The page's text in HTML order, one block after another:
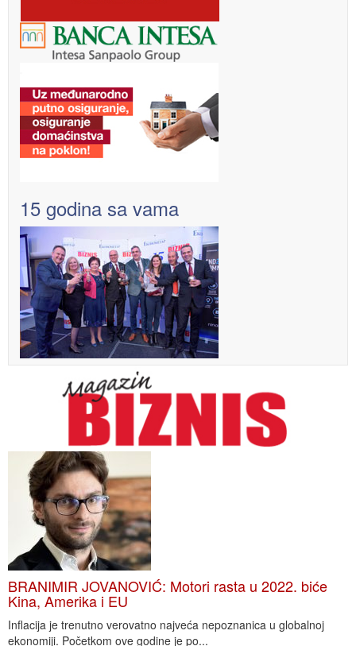
15 godina sa vama
BRANIMIR JOVANOVIĆ: Motori rasta u 2022. biće
Kina, Amerika i EU
Inflacija je trenutno verovatno najveća nepoznanica u globalnoj
ekonomiji. Početkom ove godine je po...